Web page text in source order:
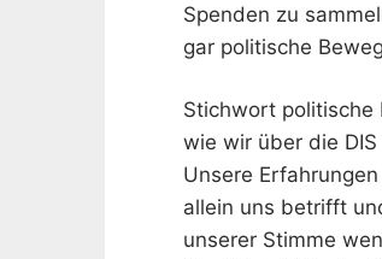
Spenden zu
gar politische
Stichwort politische
wie wir über die
Unsere
allein uns betrifft
unserer Stimme